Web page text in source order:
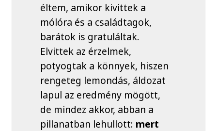
éltem, amikor kivittek a
mólóra és a családtagok,
barátok is gratuláltak.
Elvittek az érzelmek,
potyogtak a könnyek, hiszen
rengeteg lemondás, áldozat
lapul az eredmény mögött,
de mindez akkor, abban a
pillanatban lehullott: mert